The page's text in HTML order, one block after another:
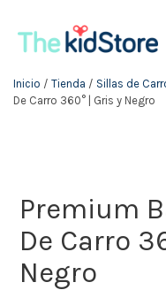
Inicio / Tienda / Sillas de
De Carro 360° | Gris y Negro
Premium
De Carro
Negro